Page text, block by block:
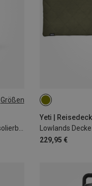
Größen
Yeti |
Lowlands Decke
229,95 €
ONE SIZE